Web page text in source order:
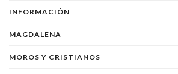
INFORMACIÓN
MAGDALENA
MOROS Y CRISTIANOS